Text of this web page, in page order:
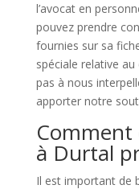
l’avocat en
pouvez prendre
fournies sur sa
spéciale relative
pas à nous
apporter notre
Comment
à Durtal
Il est important de